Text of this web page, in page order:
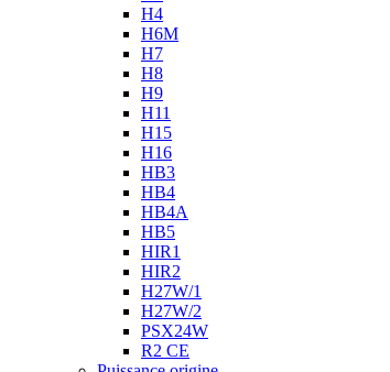
H4
H6M
H7
H8
H9
H11
H15
H16
HB3
HB4
HB4A
HB5
HIR1
HIR2
H27W/1
H27W/2
PSX24W
R2 CE